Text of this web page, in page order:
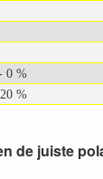
0 %
%
de juiste